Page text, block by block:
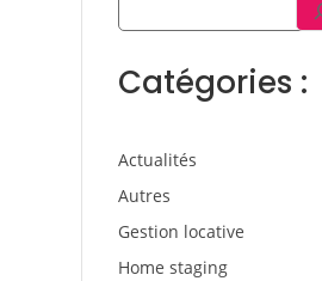
Catégories :
Actualités
Autres
Gestion locative
Home staging